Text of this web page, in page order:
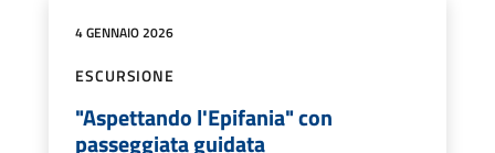
4 GENNAIO 2026
ESCURSIONE
"Aspettando l'Epifania" con
passeggiata guidata